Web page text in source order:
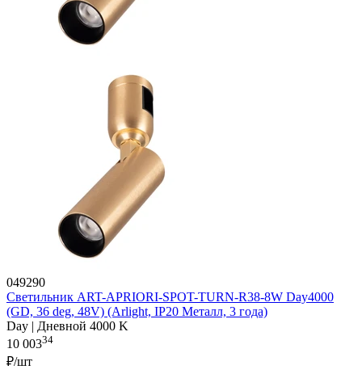
049290
Светильник ART-APRIORI-SPOT-TURN-R38-8W Day4000
(GD, 36 deg, 48V) (Arlight, IP20 Металл, 3 года)
Day | Дневной 4000 K
10 00334
₽/шт